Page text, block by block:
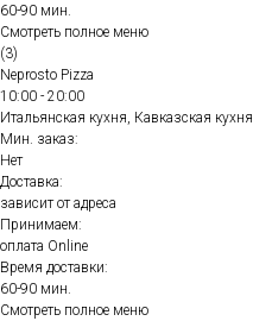
60-90 мин.
Смотреть полное меню
(3)
Neprosto Pizza
10:00 - 20:00
Итальянская кухня, Кавказская кухня
Мин. заказ:
Нет
Доставка:
зависит от адреса
Принимаем:
оплата Online
Время доставки:
60-90 мин.
Смотреть полное меню